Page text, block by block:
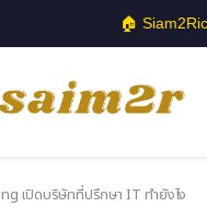
🏠
เปิดบริษัทที่ปรึกษา IT ทำยังไง